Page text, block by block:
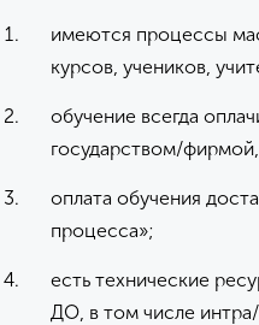
имеются процессы
курсов, учеников,
обучение всегда
государством/
оплата обучения
процесса»;
есть технические
ДО, в том числе